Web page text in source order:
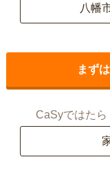
八幡
まず
CaSyではた